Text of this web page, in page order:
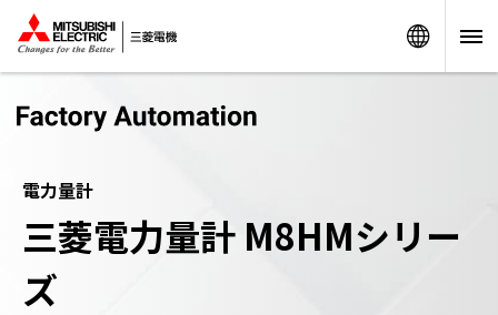
電力量計
三菱電力量計 M8HMシリー
ズ